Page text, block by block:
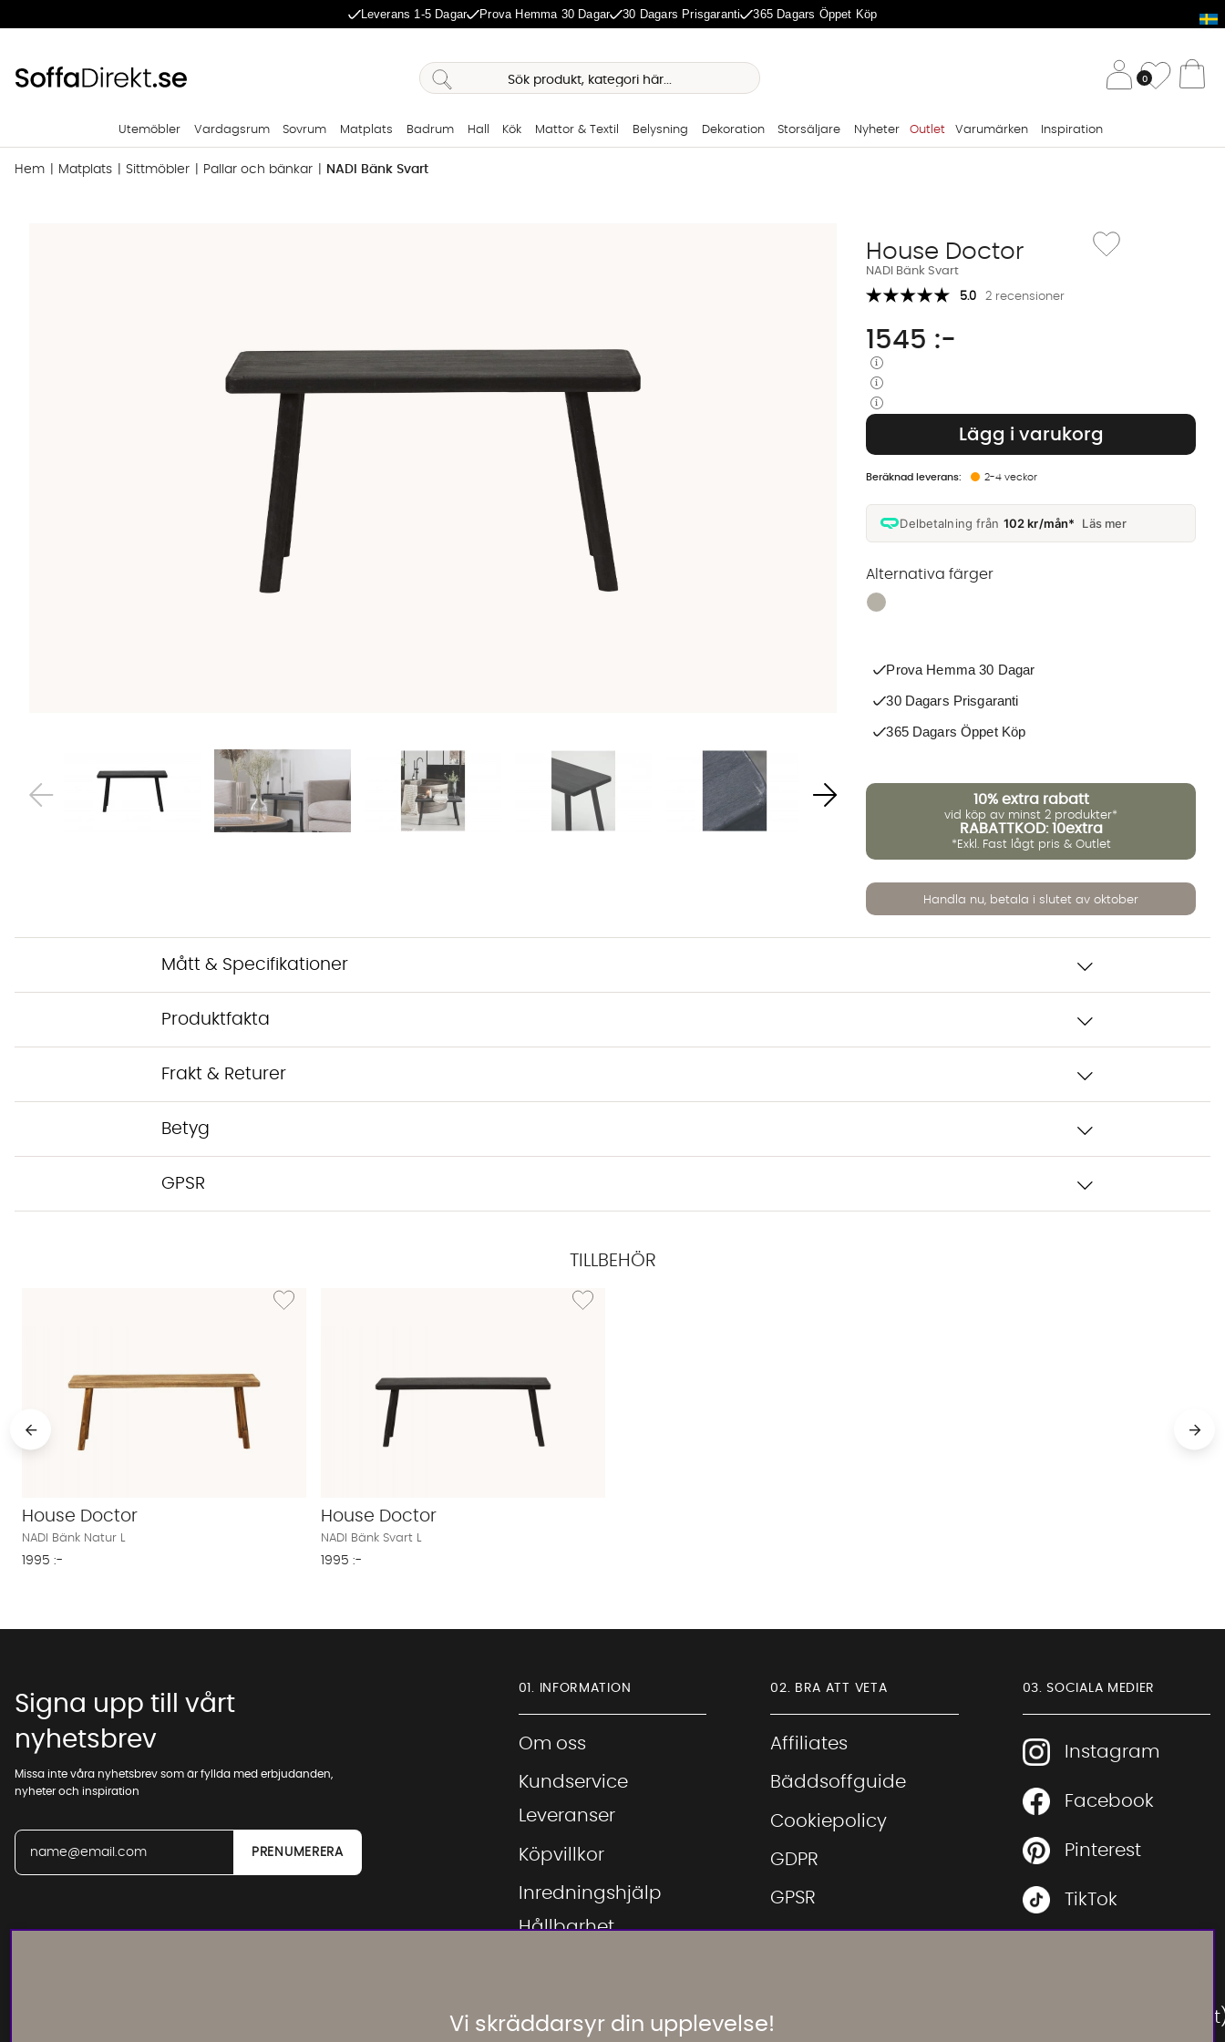
Leverans 1-5 Dagar Prova Hemma 30 Dagar 30 Dagars Prisgaranti 365 Dagars Öppet Köp
0
Utemöbler Vardagsrum Sovrum Matplats Badrum Hall Kök Mattor & Textil Belysning Dekoration Storsäljare Nyheter Outlet Varumärken Inspiration
Hem Matplats Sittmöbler Pallar och bänkar NADI Bänk Svart
NADI Bänk Svart
House Doctor
Lägg till i önskelista:
5.0 2 recensioner
1545 :-
Lägg i varukorg
Delbetalning från 102 kr/mån* Läs mer
2-4 veckor
Alternativa färger
Finns även i dessa färger:
Prova Hemma 30 Dagar
30 Dagars Prisgaranti
365 Dagars Öppet Köp
10% extra rabatt
vid köp av minst 2 produkter*
RABATTKOD: 10extra
*Exkl. Fast lågt pris & Outlet
Handla nu, betala i slutet av oktober
Mått & Specifikationer
Produktfakta
Frakt & Returer
Betyg
GPSR
TILLBEHÖR
Lägg till i önskelista: NADI Bänk Natur L
House Doctor
NADI Bänk Natur L
1995 :-
Lägg till i önskelista: NADI Bänk Svart L
House Doctor
NADI Bänk Svart L
1995 :-
Vi skräddarsyr din upplevelse!
Signa upp till vårt
nyhetsbrev
Missa inte våra nyhetsbrev som är fyllda med erbjudanden,
nyheter och inspiration
01. INFORMATION
Om oss
Kundservice
Leveranser
Köpvillkor
Inredningshjälp
Hållbarhet
Jobba hos oss
02. BRA ATT VETA
Affiliates
Bäddsoffguide
Cookiepolicy
GDPR
GPSR
Hitta rätt soffa
Inspiration
03. SOCIALA MEDIER
Instagram
Facebook
Pinterest
TikTok